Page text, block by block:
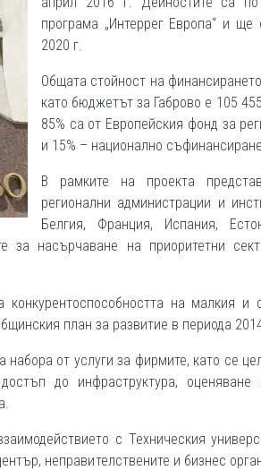
програма „Интеррег Европа“ и ще
2020 г.
Общата стойност на
като бюджетът за Габрово е 105
85% са от Европейския фонд за
и 15% – национално
В рамките на проекта
регионални администрации и
Белгия, Франция, Испания,
за насърчаване на приоритетни
на малкия и
план за развитие в периода
от услуги за фирмите, като се
до инфраструктура, оценяване
с Техническия
неправителствените и бизнес